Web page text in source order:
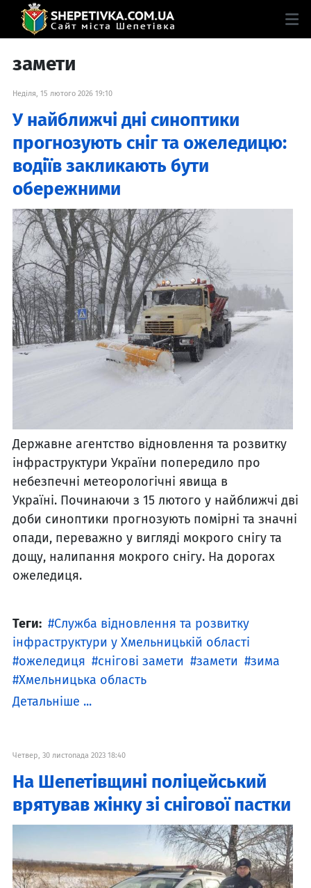
замети
Неділя, 15 лютого 2026 19:10
У найближчі дні синоптики
прогнозують сніг та ожеледицю:
водіїв закликають бути
обережними
Державне агентство відновлення та розвитку
інфраструктури України попередило про
небезпечні метеорологічні явища в
Україні. Починаючи з 15 лютого у найближчі дві
доби синоптики прогнозують помірні та значні
опади, переважно у вигляді мокрого снігу та
дощу, налипання мокрого снігу. На дорогах
ожеледиця.
Теги:
Служба відновлення та розвитку
інфраструктури у Хмельницькій області
ожеледиця
снігові замети замети
зима
Хмельницька область
Детальніше ...
Четвер, 30 листопада 2023 18:40
На Шепетівщині поліцейський
врятував жінку зі снігової пастки